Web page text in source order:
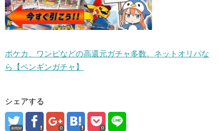
ポケカ、ワンピなどの高還元ガチャ多数。ネットオリパな
ら【ペンギンガチャ】
シェアする
error 0 0